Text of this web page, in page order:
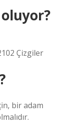
Çizgiler
bir adam